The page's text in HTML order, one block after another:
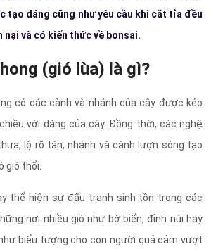
tạo dáng cũng như yêu cầu khi cắt tỉa đều
nại và có kiến thức về bonsai.
(gió lùa) là gì?
có các cành và nhánh của cây được kéo
với dáng của cây. Đồng thời, các nghệ
lộ rõ tán, nhánh và cành lượn sóng tạo
gió thổi.
thể hiện sự đấu tranh sinh tồn trong các
nơi nhiều gió như bờ biển, đỉnh núi hay
biểu tượng cho con người quả cảm vượt